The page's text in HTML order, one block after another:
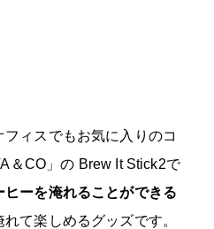
ィスでもお気に入りのコ
＆CO」の Brew It Stick2で
ーを淹れることができる
て楽しめるグッズです。